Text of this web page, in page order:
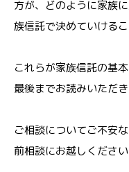
方が、どのように家族
族信託で決めていけるこ
これらが家族信託の基本
最後までお読みいただ
ご相談についてご不安
前相談にお越しください